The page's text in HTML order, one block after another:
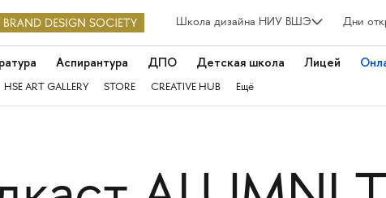
Школа дизайна НИУ ВШЭ Дни
Аспирантура ДПО Детская школа Лицей
HSE ART GALLERY STORE CREATIVE HUB Ещё